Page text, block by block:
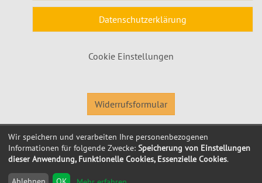
Datenschutzerklärung
Cookie Einstellungen
Widerrufsformular
© 2026 Kubus Software GmbH
Wir speichern und verarbeiten Ihre personenbezogenen
Informationen für folgende Zwecke: Speicherung von Einstellungen
dieser Anwendung, Funktionelle Cookies, Essenzielle Cookies.